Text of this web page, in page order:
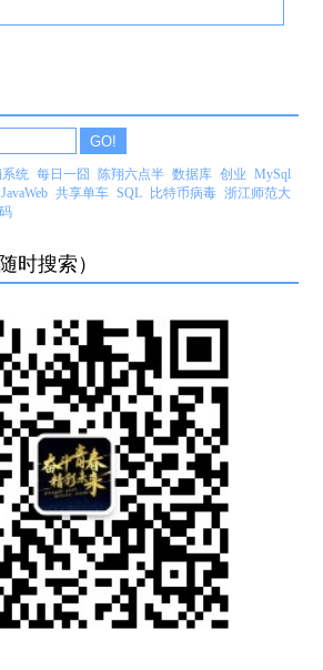
统 每日一囧 陈翔六点半 数据库 创业
MySql
JavaWeb 共享单车 SQL 比特币病毒 浙江师范大
时搜索）